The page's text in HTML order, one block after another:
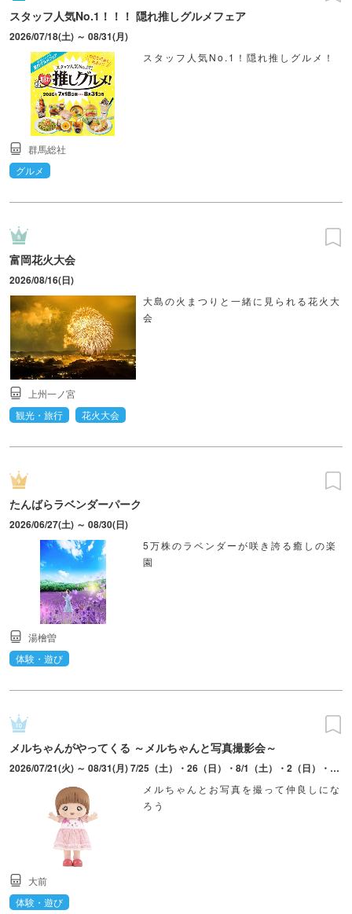
スタッフ人気No.1！！！ 隠れ推しグルメフェア
2026/07/18(土) ～ 08/31(月)
スタッフ人気No.1！隠れ推しグルメ！
群馬総社
グルメ
富岡花火大会
2026/08/16(日)
大島の火まつりと一緒に見られる花火大
会
上州一ノ宮
観光・旅行
花火大会
たんばらラベンダーパーク
2026/06/27(土) ～ 08/30(日)
5万株のラベンダーが咲き誇る癒しの楽
園
湯檜曽
体験・遊び
メルちゃんがやってくる ～メルちゃんと写真撮影会～
2026/07/21(火) ～ 08/31(月) 7/25（土）・26（日）・8/1（土）・2（日）・8（土）・9（日）・11（火・祝）・13（木）・14（金）・17（月）・18（火）・22（土）は実施なし。1日2回開催（11:00～・14:00～。約20分～30分）。毎週水曜日は11:00～のみ。
メルちゃんとお写真を撮って仲良しにな
ろう
大前
体験・遊び